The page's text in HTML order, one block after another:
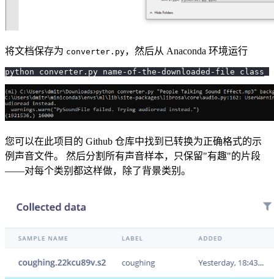
将文档保存为 converter.py，然后从 Anaconda 环境运行
python converter.py name-of-the-downloaded-file
您可以在此项目的 Github 仓库中找到已转换为正确格式的示
例声音文件。 然后分割所有声音样本，只保留"有趣"的片段
——对每个类别都这样做，除了背景类别。